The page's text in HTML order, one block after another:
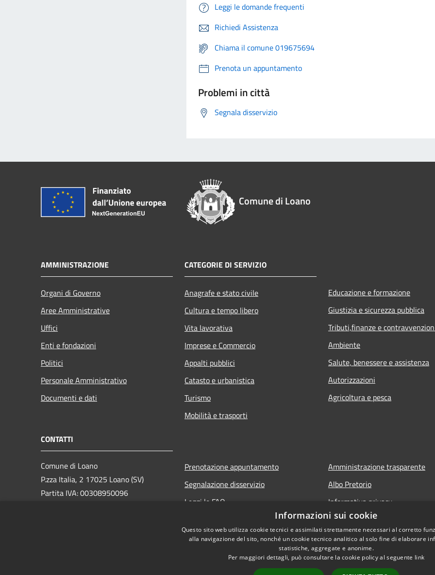
Leggi le domande frequenti
Richiedi Assistenza
Chiama il comune 019675694
Prenota un appuntamento
Problemi in città
Segnala disservizio
Comune di Loano
AMMINISTRAZIONE
Organi di Governo
Aree Amministrative
Uffici
Enti e fondazioni
Politici
Personale Amministrativo
Documenti e dati
CATEGORIE DI SERVIZIO
Anagrafe e stato civile
Cultura e tempo libero
Vita lavorativa
Imprese e Commercio
Appalti pubblici
Catasto e urbanistica
Turismo
Mobilità e trasporti
Educazione e formazione
Giustizia e sicurezza pubblica
Tributi,finanze e
Ambiente
Salute, benessere e assistenza
Autorizzazioni
Agricoltura e pesca
CONTATTI
Comune di Loano
P.zza Italia, 2 17025 Loano (SV)
Partita IVA: 00308950096
Prenotazione appuntamento
Segnalazione disservizio
Leggi le FAQ
Amministrazione trasparente
Albo Pretorio
Informativa privacy
Note legali
Dichiarazione di accessibilità
Informazioni sui cookie
Questo sito web utilizza cookie tecnici e assimilati strettamente necessari al corretto
alla navigazione del sito, nonché un cookie tecnico analitico al solo fine di elaborare
statistiche, aggregate e anonime.
Per maggiori dettagli, può consultare la cookie policy al seguente link